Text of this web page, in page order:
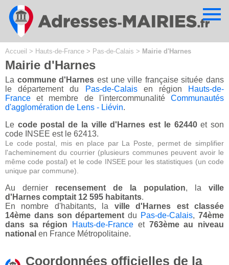
Accueil > Hauts-de-France > Pas-de-Calais > Mairie d'Harnes
Mairie d'Harnes
La commune d'Harnes est une ville française située dans
le département du
Pas-de-Calaisen région
Hauts-de-
France et membre de l'intercommunalité Communautés
d'agglomération de Lens - Liévin.
Le code postal de la ville d'Harnes est le 62440et son
code INSEE est le 62413.
Le code postal, mis en place par La Poste, permet de simplifier
l'acheminement du courrier (plusieurs communes peuvent avoir le
même code postal) et le code INSEE pour les statistiques (un code
unique par commune).
Au dernier recensement de la population, la ville
d'Harnes comptait 12 595 habitants.
En nombre d'habitants, la ville d'Harnes est classée
14ème dans son département du Pas-de-Calais,74ème
dans sa région
Hauts-de-France et 763ème au niveau
national en France Métropolitaine.
Coordonnées officielles de la
Cookies management panel